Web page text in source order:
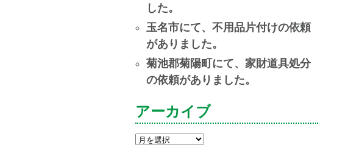
した。
玉名市にて、不用品片付けの依頼
がありました。
菊池郡菊陽町にて、家財道具処分
の依頼がありました。
アーカイブ
ア